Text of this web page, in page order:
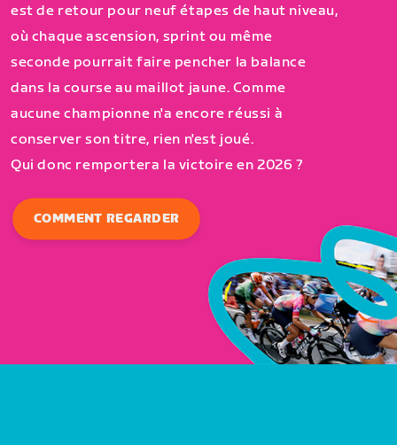
est de retour pour neuf étapes de haut niveau,
où chaque ascension, sprint ou même
seconde pourrait faire pencher la balance
dans la course au maillot jaune. Comme
aucune championne n'a encore réussi à
conserver son titre, rien n'est joué.
Qui donc remportera la victoire en 2026 ?
COMMENT REGARDER